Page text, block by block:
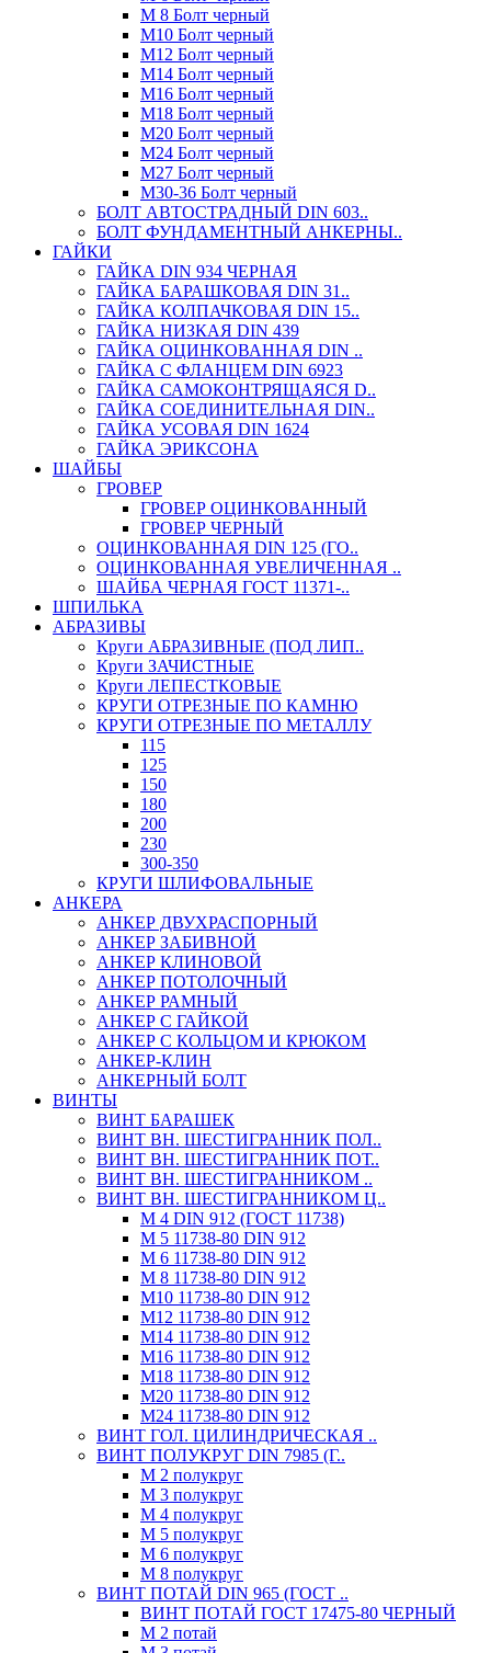
М 8 Болт черный
М10 Болт черный
М12 Болт черный
М14 Болт черный
М16 Болт черный
М18 Болт черный
М20 Болт черный
М24 Болт черный
М27 Болт черный
М30-36 Болт черный
БОЛТ АВТОСТРАДНЫЙ DIN 603..
БОЛТ ФУНДАМЕНТНЫЙ АНКЕРНЫ..
ГАЙКИ
ГАЙКА DIN 934 ЧЕРНАЯ
ГАЙКА БАРАШКОВАЯ DIN 31..
ГАЙКА КОЛПАЧКОВАЯ DIN 15..
ГАЙКА НИЗКАЯ DIN 439
ГАЙКА ОЦИНКОВАННАЯ DIN ..
ГАЙКА С ФЛАНЦЕМ DIN 6923
ГАЙКА САМОКОНТРЯЩАЯСЯ D..
ГАЙКА СОЕДИНИТЕЛЬНАЯ DIN..
ГАЙКА УСОВАЯ DIN 1624
ГАЙКА ЭРИКСОНА
ШАЙБЫ
ГРОВЕР
ГРОВЕР ОЦИНКОВАННЫЙ
ГРОВЕР ЧЕРНЫЙ
ОЦИНКОВАННАЯ DIN 125 (ГО..
ОЦИНКОВАННАЯ УВЕЛИЧЕННАЯ ..
ШАЙБА ЧЕРНАЯ ГОСТ 11371-..
ШПИЛЬКА
АБРАЗИВЫ
Круги АБРАЗИВНЫЕ (ПОД ЛИП..
Круги ЗАЧИСТНЫЕ
Круги ЛЕПЕСТКОВЫЕ
КРУГИ ОТРЕЗНЫЕ ПО КАМНЮ
КРУГИ ОТРЕЗНЫЕ ПО МЕТАЛЛУ
115
125
150
180
200
230
300-350
КРУГИ ШЛИФОВАЛЬНЫЕ
АНКЕРА
АНКЕР ДВУХРАСПОРНЫЙ
АНКЕР ЗАБИВНОЙ
АНКЕР КЛИНОВОЙ
АНКЕР ПОТОЛОЧНЫЙ
АНКЕР РАМНЫЙ
АНКЕР С ГАЙКОЙ
АНКЕР С КОЛЬЦОМ И КРЮКОМ
АНКЕР-КЛИН
АНКЕРНЫЙ БОЛТ
ВИНТЫ
ВИНТ БАРАШЕК
ВИНТ ВН. ШЕСТИГРАННИК ПОЛ..
ВИНТ ВН. ШЕСТИГРАННИК ПОТ..
ВИНТ ВН. ШЕСТИГРАННИКОМ ..
ВИНТ ВН. ШЕСТИГРАННИКОМ Ц..
М 4 DIN 912 (ГОСТ 11738)
М 5 11738-80 DIN 912
М 6 11738-80 DIN 912
М 8 11738-80 DIN 912
М10 11738-80 DIN 912
М12 11738-80 DIN 912
М14 11738-80 DIN 912
М16 11738-80 DIN 912
М18 11738-80 DIN 912
М20 11738-80 DIN 912
М24 11738-80 DIN 912
ВИНТ ГОЛ. ЦИЛИНДРИЧЕСКАЯ ..
ВИНТ ПОЛУКРУГ DIN 7985 (Г..
М 2 полукруг
М 3 полукруг
М 4 полукруг
М 5 полукруг
М 6 полукруг
М 8 полукруг
ВИНТ ПОТАЙ DIN 965 (ГОСТ ..
ВИНТ ПОТАЙ ГОСТ 17475-80 ЧЕРНЫЙ
М 2 потай